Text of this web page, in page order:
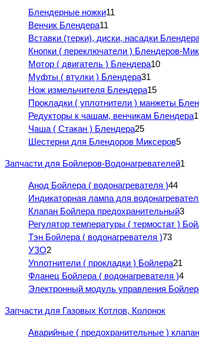
Блендерные ножки11
Венчик Блендера11
Вставки (терки), диски, насадки
Кнопки ( переключатели ) Блендеров-
Мотор ( двигатель ) Блендера10
Муфты ( втулки ) Блендера31
Нож измельчителя Блендера15
Прокладки ( уплотнители ) манжеты
Редукторы к чашам, венчикам Блендера
Чаша ( Стакан ) Блендера25
Шестерни для Блендоров Миксеров5
Запчасти для Бойлеров-Водонагревателей1
Анод Бойлера ( водонагревателя )44
Индикаторная лампа для
Клапан Бойлера предохранительный3
Регулятор температуры ( термостат )
Тэн Бойлера ( водонагревателя )73
УЗО2
Уплотнители ( прокладки ) Бойлера21
Фланец Бойлера ( водонагревателя )4
Электронный модуль управления
Запчасти для Газовых Котлов, Колонок
Аварийные ( предохранительные )